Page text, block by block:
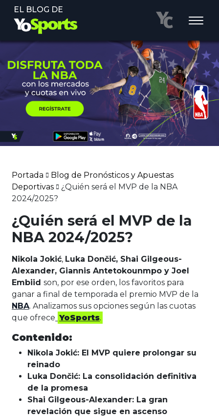
EL BLOG DE
Portada
Blog de Pronósticos y Apuestas
Deportivas
¿Quién será el MVP de la NBA
2024/2025?
¿Quién será el MVP de la
NBA 2024/2025?
Nikola Jokić, Luka Dončić, Shai Gilgeous-
Alexander, Giannis Antetokounmpo y Joel
Embiid son, por ese orden, los favoritos para
ganar a final de temporada el premio MVP de la
NBA. Analizamos sus opciones según las cuotas
que ofrece YoSports.
Contenido:
Nikola Jokić: El MVP quiere prolongar su
reinado
Luka Dončić: La consolidación definitiva
de la promesa
Shai Gilgeous-Alexander: La gran
revelación que sigue en ascenso